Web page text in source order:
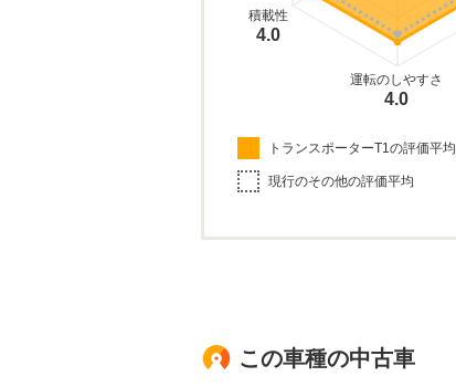
運転のしやすさ
4.0
積載性
4.0
トランスポーターT1の評価平均
現行のその他の評価平均
この車種の中古車